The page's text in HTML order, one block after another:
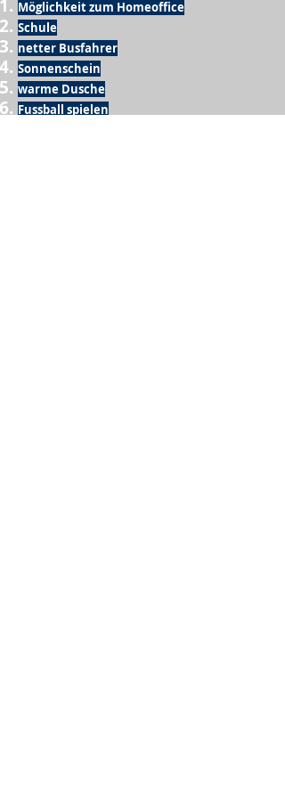
Möglichkeit zum Homeoffice
Schule
netter Busfahrer
Sonnenschein
warme Dusche
Fussball spielen